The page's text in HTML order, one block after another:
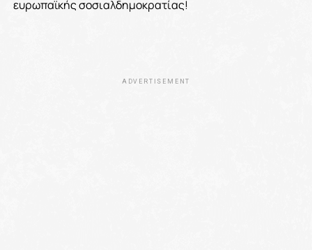
ευρωπαϊκής σοσιαλδημοκρατίας!
ADVERTISEMENT